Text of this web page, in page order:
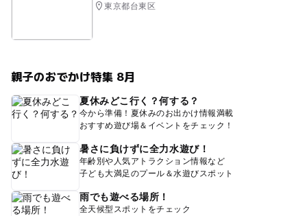
東京都台東区
親子のおでかけ特集 8月
夏休みどこ行く？何する？
今から準備！夏休みのお出かけ情報満載
おすすめ遊び場＆イベントをチェック！
暑さに負けずに全力水遊び！
年齢別や人気アトラクション情報など
子ども大満足のプール＆水遊びスポット
雨でも遊べる場所！
全天候型スポットをチェック